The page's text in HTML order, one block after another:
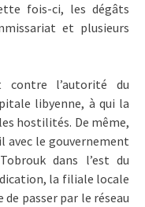
fois-ci, les dégâts
et plusieurs
contre l’autorité du
libyenne, à qui la
hostilités. De même,
avec le gouvernement
dans l’est du
la filiale locale
de passer par le réseau